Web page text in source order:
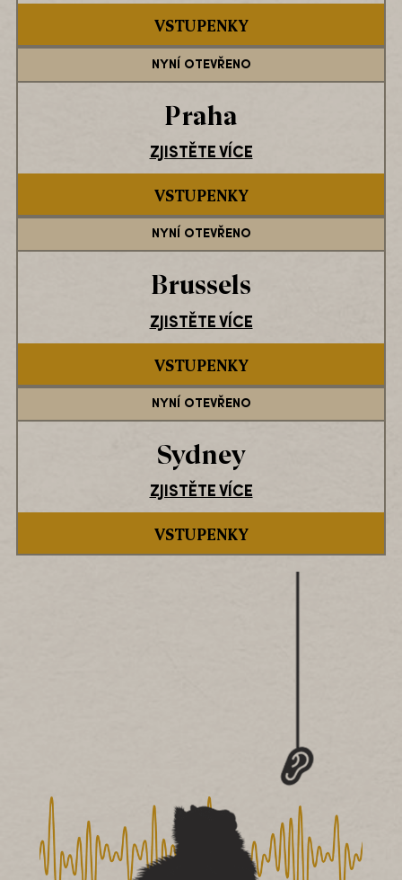
VSTUPENKY
NYNÍ OTEVŘENO
Praha
ZJISTĚTE VÍCE
VSTUPENKY
NYNÍ OTEVŘENO
Brussels
ZJISTĚTE VÍCE
VSTUPENKY
NYNÍ OTEVŘENO
Sydney
ZJISTĚTE VÍCE
VSTUPENKY